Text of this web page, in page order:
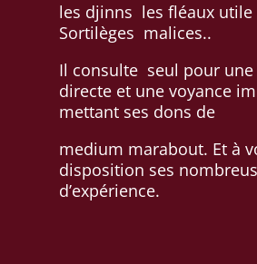
les djinns les fléaux utile
Sortilèges malices..
Il consulte seul pour une
directe et une voyance
mettant ses dons de
medium marabout. Et à
disposition ses
d’expérience.